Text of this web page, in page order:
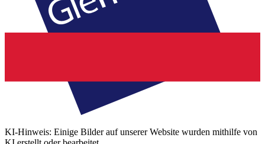
KI-Hinweis: Einige Bilder auf unserer Website wurden mithilfe von